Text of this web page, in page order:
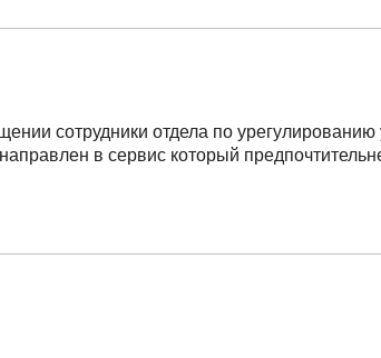
сотрудники отдела по урегулированию
в сервис который